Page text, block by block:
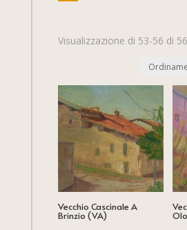
Visualizzazione di 53-56 di
Vecchio Cascinale A
Brinzio (VA)